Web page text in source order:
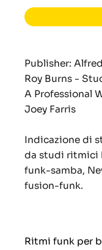
Publisher:
Roy Burns -
A Professional
Joey Farris
Indicazione di
da studi ritmici
funk-samba,
fusion-funk.
Ritmi funk per